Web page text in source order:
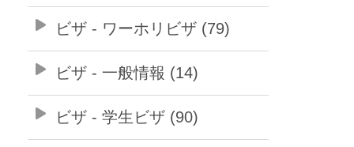
ビザ - ワーホリビザ (79)
ビザ - 一般情報 (14)
ビザ - 学生ビザ (90)